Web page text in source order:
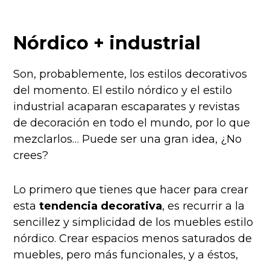
Nórdico + industrial
Son, probablemente, los estilos decorativos
del momento. El estilo nórdico y el estilo
industrial acaparan escaparates y revistas
de decoración en todo el mundo, por lo que
mezclarlos… Puede ser una gran idea, ¿No
crees?
Lo primero que tienes que hacer para crear
esta tendencia decorativa, es recurrir a la
sencillez y simplicidad de los muebles estilo
nórdico. Crear espacios menos saturados de
muebles, pero más funcionales, y a éstos,